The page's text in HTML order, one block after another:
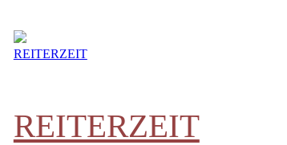
REITERZEIT